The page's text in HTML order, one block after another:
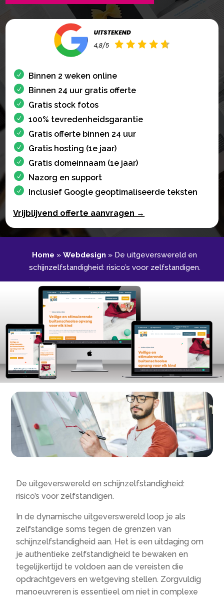
Binnen 2 weken online
Binnen 24 uur gratis offerte
Gratis stock fotos
100% tevredenheidsgarantie
Gratis offerte binnen 24 uur
Gratis hosting (1e jaar)
Gratis domeinnaam (1e jaar)
Nazorg en support
Inclusief Google geoptimaliseerde teksten
Vrijblijvend offerte aanvragen →
Home » Webdesign » De uitgeverswereld en
schijnzelfstandigheid: risico’s voor zelfstandigen.​
De uitgeverswereld en schijnzelfstandigheid:
risico’s voor zelfstandigen.
In de dynamische uitgeverswereld loop je als
zelfstandige soms tegen de grenzen van
schijnzelfstandigheid aan. Het is een uitdaging om
je authentieke zelfstandigheid te bewaken en
tegelijkertijd te voldoen aan de vereisten die
opdrachtgevers en wetgeving stellen. Zorgvuldig
manoeuvreren is essentieel om niet in complexe